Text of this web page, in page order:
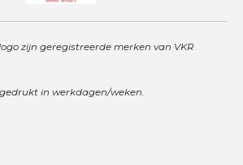
zijn geregistreerde merken van VKR
in werkdagen/weken.